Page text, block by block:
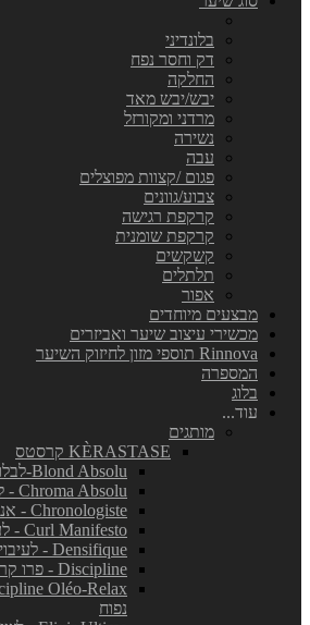
בלונדיני
דק וחסר נפח
החלקה
יבש/יבש מאד
מרדני ומקורזל
נשירה
עבה
פגום /קצוות מפוצלים
צבוע/גוונים
קרקפת רגישה
קרקפת שומנית
קשקשים
תלתלים
אפור
מבצעים מיוחדים
מכשירי עיצוב שיער ואביזרים
Rinnova תוספי מזון לחיזוק השיער
המספרה
בלוג
עוד...
מותגים
KÈRASTASE קרסטס
Blond Absolu-לבלונד המושלם
Chroma Absolu - לשיער צבוע
Chronologiste - אנטי אייג'ינג
Curl Manifesto - לעיצוב וטיפוח תלתלים
Densifique - לעיבוי שיער דליל וחלש
Discipline - פרו קרטין לשיער מרדני
נפוח